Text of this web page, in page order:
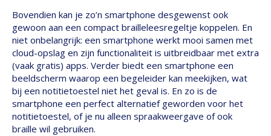
Bovendien kan je zo’n smartphone desgewenst ook
gewoon aan een compact brailleleesregeltje koppelen. En
niet onbelangrijk: een smartphone werkt mooi samen met
cloud-opslag en zijn functionaliteit is uitbreidbaar met extra
(vaak gratis) apps. Verder biedt een smartphone een
beeldscherm waarop een begeleider kan meekijken, wat
bij een notitietoestel niet het geval is. En zo is de
smartphone een perfect alternatief geworden voor het
notitietoestel, of je nu alleen spraakweergave of ook
braille wil gebruiken.